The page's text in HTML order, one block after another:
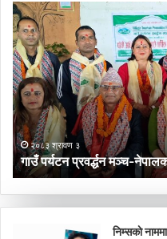
गाउँ
पर्यटन
प्रवर्द्धन
मञ्च-
नेपालकाे
गण्डकी
प्रदेशमा
नयाँ
नेतृत्व२०८३ श्रावण ३
गाउँ पर्यटन प्रवर्द्धन मञ्च-
निम्सकाे